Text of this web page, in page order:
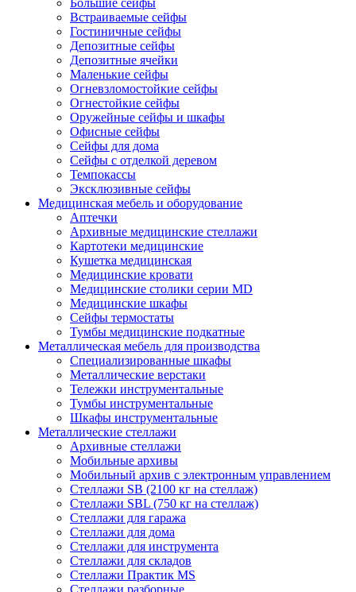
Встраиваемые сейфы
Гостиничные сейфы
Депозитные сейфы
Депозитные ячейки
Маленькие сейфы
Огневзломостойкие сейфы
Огнестойкие сейфы
Оружейные сейфы и шкафы
Офисные сейфы
Сейфы для дома
Сейфы с отделкой деревом
Темпокассы
Эксклюзивные сейфы
Медицинская мебель и оборудование
Аптечки
Архивные медицинские стеллажи
Картотеки медицинские
Кушетка медицинская
Медицинские кровати
Медицинские столики серии MD
Медицинские шкафы
Сейфы термостаты
Тумбы медицинские подкатные
Металлическая мебель для производства
Cпециализированные шкафы
Металлические верстаки
Тележки инструментальные
Тумбы инструментальные
Шкафы инструментальные
Металлические стеллажи
Архивные стеллажи
Мобильные архивы
Мобильный архив с электронным управлением
Стеллажи SB (2100 кг на стеллаж)
Стеллажи SBL (750 кг на стеллаж)
Стеллажи для гаража
Стеллажи для дома
Стеллажи для инструмента
Стеллажи для складов
Стеллажи Практик MS
Стеллажи разборные